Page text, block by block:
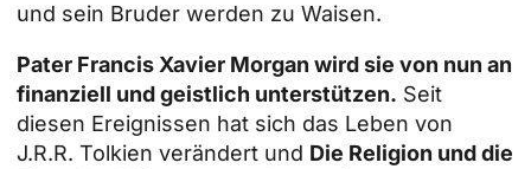
und sein Bruder werden zu Waisen.
Pater Francis Xavier Morgan wird sie von nun an
finanziell und geistlich unterstützen. Seit
diesen Ereignissen hat sich das Leben von
J.R.R. Tolkien verändert und Die Religion und die